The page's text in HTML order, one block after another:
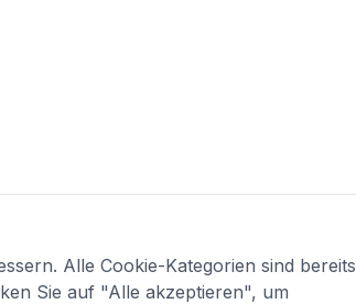
Alle Cookie-Kategorien sind bereits
Sie auf "Alle akzeptieren", um